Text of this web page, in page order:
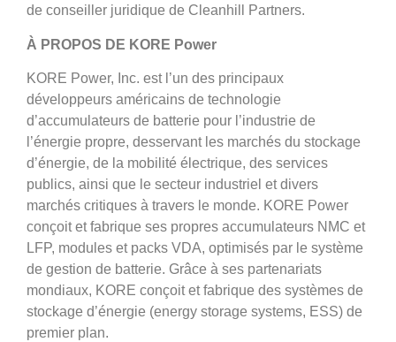
de conseiller juridique de Cleanhill Partners.
À PROPOS DE KORE Power
KORE Power, Inc. est l’un des principaux
développeurs américains de technologie
d’accumulateurs de batterie pour l’industrie de
l’énergie propre, desservant les marchés du stockage
d’énergie, de la mobilité électrique, des services
publics, ainsi que le secteur industriel et divers
marchés critiques à travers le monde. KORE Power
conçoit et fabrique ses propres accumulateurs NMC et
LFP, modules et packs VDA, optimisés par le système
de gestion de batterie. Grâce à ses partenariats
mondiaux, KORE conçoit et fabrique des systèmes de
stockage d’énergie (energy storage systems, ESS) de
premier plan.